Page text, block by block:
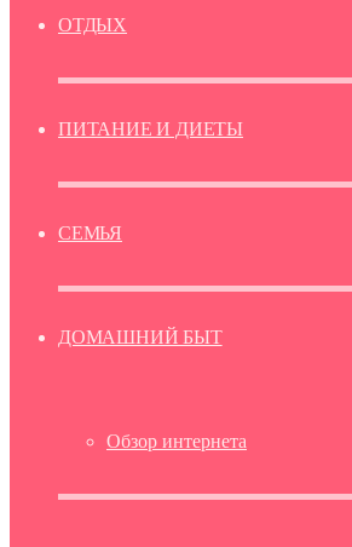
ОТДЫХ
ПИТАНИЕ И ДИЕТЫ
СЕМЬЯ
ДОМАШНИЙ БЫТ
Обзор интернета